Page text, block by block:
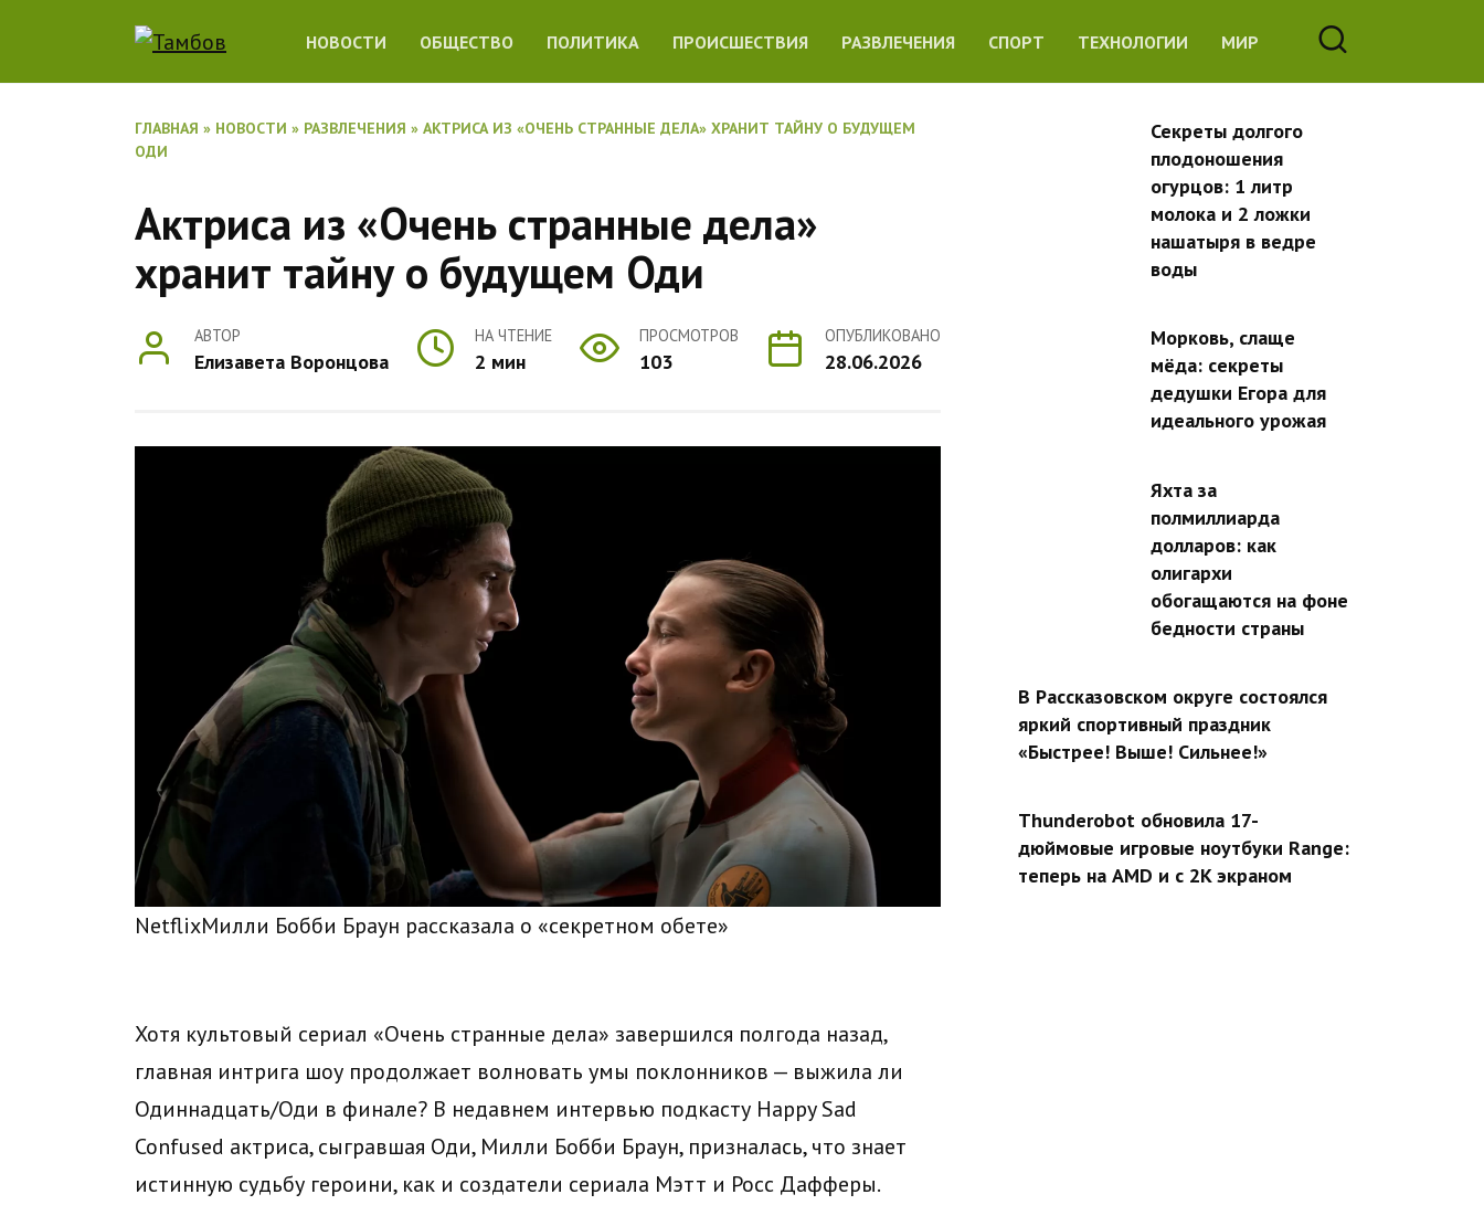
содержанию
НОВОСТИ ОБЩЕСТВО ПОЛИТИКА ПРОИСШЕСТВИЯ РАЗВЛЕЧЕНИЯ СПОРТ ТЕХНОЛОГИИ МИР
ГЛАВНАЯ » НОВОСТИ » РАЗВЛЕЧЕНИЯ » АКТРИСА ИЗ «ОЧЕНЬ СТРАННЫЕ ДЕЛА» ХРАНИТ ТАЙНУ О БУДУЩЕМ
ОДИ
Актриса из «Очень странные дела»
хранит тайну о будущем Оди
АВТОР
Елизавета Воронцова
НА ЧТЕНИЕ
2 мин
ПРОСМОТРОВ
103
ОПУБЛИКОВАНО
28.06.2026
NetflixМилли Бобби Браун рассказала о «секретном обете»
Хотя культовый сериал «Очень странные дела» завершился полгода назад,
главная интрига шоу продолжает волновать умы поклонников — выжила ли
Одиннадцать/Оди в финале? В недавнем интервью подкасту Happy Sad
Confused актриса, сыгравшая Оди, Милли Бобби Браун, призналась, что знает
истинную судьбу героини, как и создатели сериала Мэтт и Росс Дафферы.
Секреты долгого
плодоношения
огурцов: 1 литр
молока и 2 ложки
нашатыря в ведре
воды
Морковь, слаще
мёда: секреты
дедушки Егора для
идеального урожая
Яхта за
полмиллиарда
долларов: как
олигархи
обогащаются на фоне
бедности страны
В Рассказовском округе состоялся
яркий спортивный праздник
«Быстрее! Выше! Сильнее!»
Thunderobot обновила 17-
дюймовые игровые ноутбуки Range:
теперь на AMD и с 2K экраном